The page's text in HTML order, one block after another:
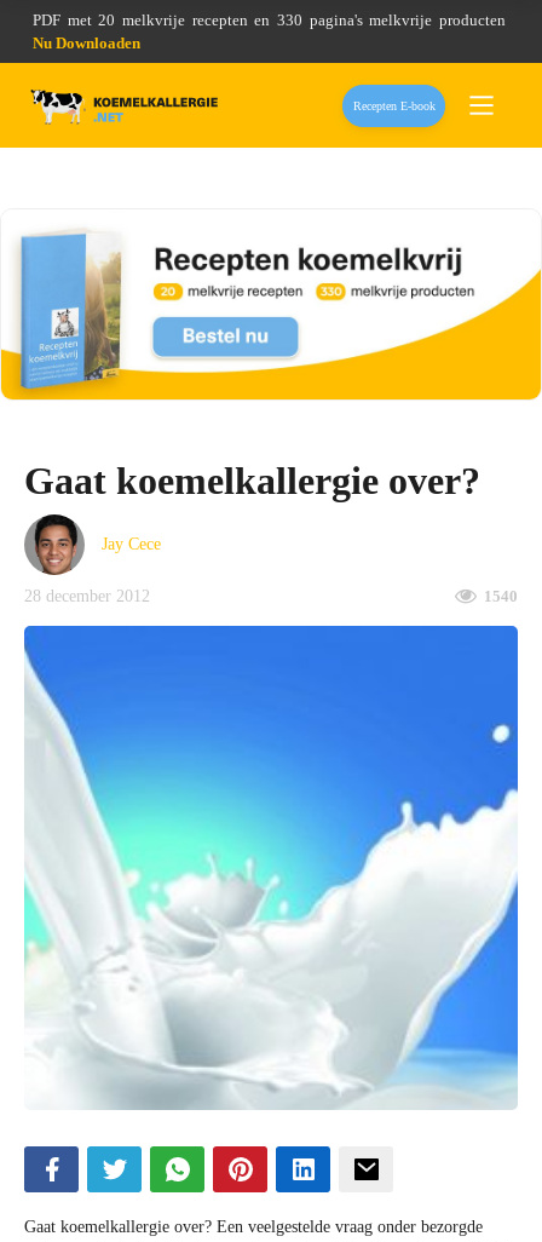
PDF met 20 melkvrije recepten en 330 pagina's melkvrije producten
Nu Downloaden
Recepten E-book
Gaat koemelkallergie over?
Jay Cece
28 december 2012 1540
Gaat koemelkallergie over? Een veelgestelde vraag onder bezorgde